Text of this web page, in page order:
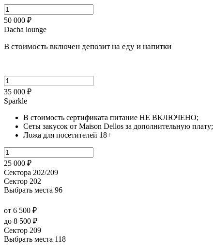
50 000 ₽
Dacha lounge
В стоимость включен депозит на еду и напитки
35 000 ₽
Sparkle
В стоимость сертификата питание НЕ ВКЛЮЧЕНО;
Сеты закусок от Maison Dellos за дополнительную плату;
Ложа для посетителей 18+
25 000 ₽
Сектора 202/209
Сектор 202
Выбрать места 96
от 6 500 ₽
до 8 500 ₽
Сектор 209
Выбрать места 118